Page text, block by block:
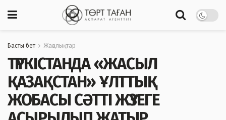
Басты бет Жаңалықтар
ТҮРКІСТАНДА «ЖАСЫЛ
ҚАЗАҚСТАН» ҰЛТТЫҚ
ЖОБАСЫ СӘТТІ ЖҮЗЕГЕ